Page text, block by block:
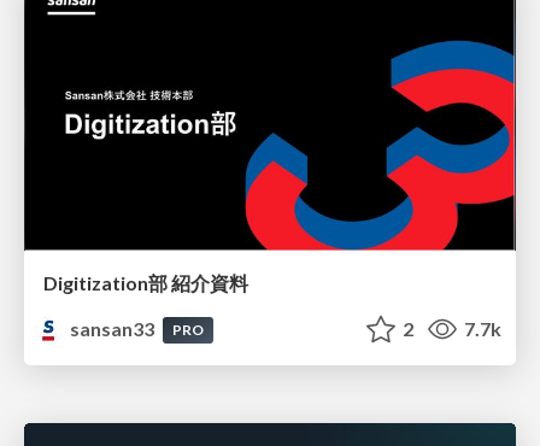
Digitization部 紹介資料
sansan33
PRO 2 7.7k